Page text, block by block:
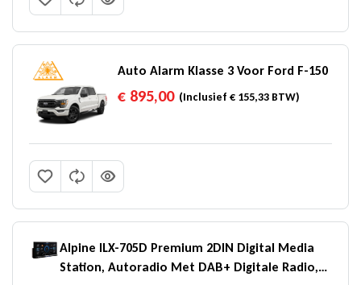
Auto Alarm Klasse 3 Voor Ford F-150
€ 895,00(Inclusief € 155,33 BTW)
Alpine ILX-705D Premium 2DIN Digital Media
Station, Autoradio Met DAB+ Digitale Radio,